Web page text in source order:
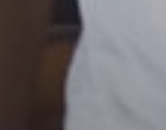
/home/sakurazuka/
t/themes/